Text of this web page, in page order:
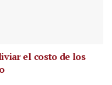
el costo de los